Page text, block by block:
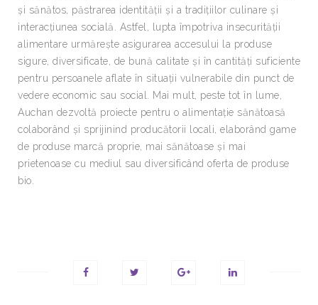
și sănătos, păstrarea identității și a tradițiilor culinare și
interacțiunea socială. Astfel, lupta împotriva insecurității
alimentare urmărește asigurarea accesului la produse
sigure, diversificate, de bună calitate și în cantități suficiente
pentru persoanele aflate în situații vulnerabile din punct de
vedere economic sau social. Mai mult, peste tot în lume,
Auchan dezvoltă proiecte pentru o alimentație sănătoasă
colaborând și sprijinind producătorii locali, elaborând game
de produse marcă proprie, mai sănătoase și mai
prietenoase cu mediul sau diversificând oferta de produse
bio.